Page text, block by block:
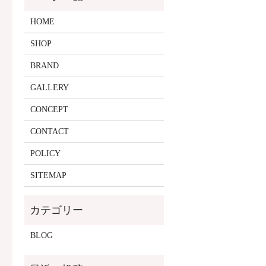
HOME
SHOP
BRAND
GALLERY
CONCEPT
CONTACT
POLICY
SITEMAP
BLOG